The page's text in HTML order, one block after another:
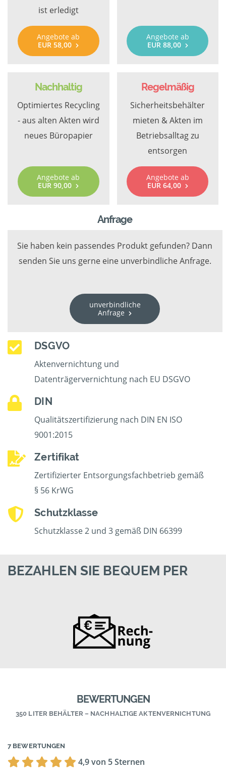
ist erledigt
Angebote ab
EUR 58,00
Angebote ab
EUR 88,00
Nachhaltig
Optimiertes Recycling
- aus alten Akten wird
neues Büropapier
Angebote ab
EUR 90,00
Regelmäßig
Sicherheitsbehälter
mieten & Akten im
Betriebsalltag zu
entsorgen
Angebote ab
EUR 64,00
Anfrage
Sie haben kein passendes Produkt gefunden? Dann
senden Sie uns gerne eine unverbindliche Anfrage.
unverbindliche
Anfrage
DSGVO
Aktenvernichtung und
Datenträgervernichtung nach EU DSGVO
DIN
Qualitätszertifizierung nach DIN EN ISO
9001:2015
Zertifikat
Zertifizierter Entsorgungsfachbetrieb gemäß
§ 56 KrWG
Schutzklasse
Schutzklasse 2 und 3 gemäß DIN 66399
BEZAHLEN SIE BEQUEM PER
BEWERTUNGEN
350 LITER BEHÄLTER – NACHHALTIGE AKTENVERNICHTUNG
7 BEWERTUNGEN
4,9 von 5 Sternen